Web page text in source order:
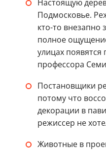
Настоящую
Подмосковье.
кто-то внезапно
полное
улицах
профессора
Постановщики
потому что
декорации в
режиссер не
Животные в